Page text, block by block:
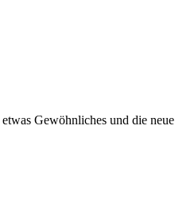
Gewöhnliches und die